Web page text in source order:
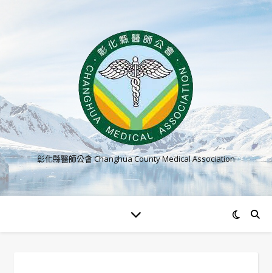
彰化縣醫師公會 Changhua County Medical Association